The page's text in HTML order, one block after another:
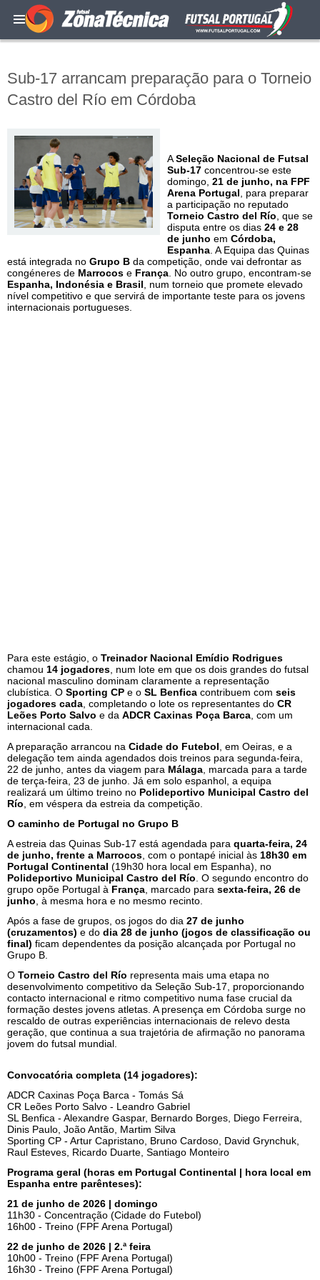
Sub-17 arrancam preparação para o Torneio
Castro del Río em Córdoba
ASeleção Nacional de Futsal
Sub-17 concentrou-se este
domingo, 21 de junho, na FPF
Arena Portugal , para preparar
a participação no reputado
Torneio Castro del Río , que se
disputa entre os dias 24 e 28
de junho em Córdoba,
Espanha . A Equipa das Quinas
está integrada no Grupo B da competição, onde vai defrontar as
congéneres de Marrocos e França . No outro grupo, encontram-se
Espanha, Indonésia e Brasil , num torneio que promete elevado
nível competitivo e que servirá de importante teste para os jovens
internacionais portugueses.
Para este estágio, o Treinador Nacional Emídio Rodrigues
chamou 14 jogadores , num lote em que os dois grandes do futsal
nacional masculino dominam claramente a representação
clubística. O Sporting CP e o SL Benfica contribuem com seis
jogadores cada , completando o lote os representantes do CR
Leões Porto Salvo e da ADCR Caxinas Poça Barca , com um
internacional cada.
A preparação arrancou na Cidade do Futebol , em Oeiras, e a
delegação tem ainda agendados dois treinos para segunda-feira,
22 de junho, antes da viagem para Málaga , marcada para a tarde
de terça-feira, 23 de junho. Já em solo espanhol, a equipa
realizará um último treino no Polideportivo Municipal Castro del
Río , em véspera da estreia da competição.
O caminho de Portugal no Grupo B
A estreia das Quinas Sub-17 está agendada para quarta-feira, 24
de junho, frente a Marrocos , com o pontapé inicial às 18h30 em
Portugal Continental (19h30 hora local em Espanha), no
Polideportivo Municipal Castro del Río . O segundo encontro do
grupo opõe Portugal à França , marcado para sexta-feira, 26 de
junho , à mesma hora e no mesmo recinto.
Após a fase de grupos, os jogos do dia 27 de junho
(cruzamentos) e do dia 28 de junho (jogos de classificação ou
final) ficam dependentes da posição alcançada por Portugal no
Grupo B.
O Torneio Castro del Río representa mais uma etapa no
desenvolvimento competitivo da Seleção Sub-17, proporcionando
contacto internacional e ritmo competitivo numa fase crucial da
formação destes jovens atletas. A presença em Córdoba surge no
rescaldo de outras experiências internacionais de relevo desta
geração, que continua a sua trajetória de afirmação no panorama
jovem do futsal mundial.
Convocatória completa (14 jogadores):
ADCR Caxinas Poça Barca - Tomás Sá
CR Leões Porto Salvo - Leandro Gabriel
SL Benfica - Alexandre Gaspar, Bernardo Borges, Diego Ferreira,
Dinis Paulo, João Antão, Martim Silva
Sporting CP - Artur Capristano, Bruno Cardoso, David Grynchuk,
Raul Esteves, Ricardo Duarte, Santiago Monteiro
Programa geral (horas em Portugal Continental | hora local em
Espanha entre parênteses):
21 de junho de 2026 | domingo
11h30 - Concentração (Cidade do Futebol)
16h00 - Treino (FPF Arena Portugal)
22 de junho de 2026 | 2.ª feira
10h00 - Treino (FPF Arena Portugal)
16h30 - Treino (FPF Arena Portugal)